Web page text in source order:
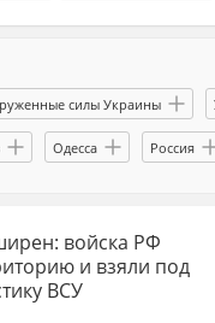
металлургия порт
силы Украины
Одесса Россия
войска РФ
и взяли под
ВСУ